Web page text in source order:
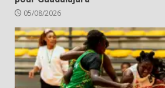
05/08/2026